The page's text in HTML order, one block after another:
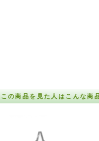
この商品を見た人はこんな商